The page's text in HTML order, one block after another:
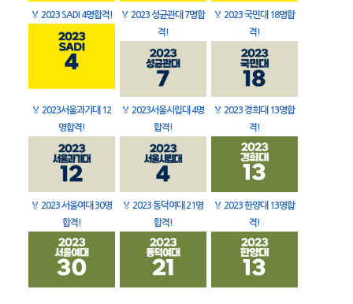
🏅 2023 SADI 4명합격! 🏅 2023 성균관대 7명합
격!
🏅 2023 국민대 18명합
격!
🏅 2023서울과기대 12
명합격!
🏅 2023서울시립대 4명
합격!
🏅 2023 경희대 13명합
격!
🏅 2023 서울여대 30명
합격!
🏅 2023 동덕여대 21명
합격!
🏅 2023 한양대 13명합
격!